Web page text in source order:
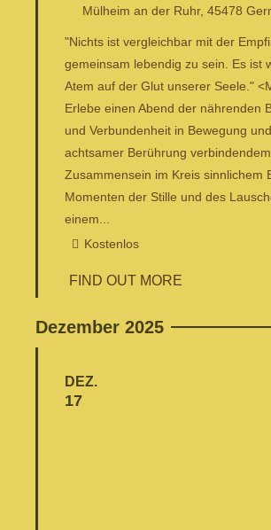
Mülheim an der Ruhr, 45478
"Nichts ist vergleichbar mit der
gemeinsam lebendig zu sein. Es ist
Atem auf der Glut unserer Seele."
Erlebe einen Abend der nährenden
und Verbundenheit in Bewegung
achtsamer Berührung verbindendem
Zusammensein im Kreis sinnlichem
Momenten der Stille und des
einem...
Kostenlos
FIND OUT MORE
Dezember 2025
DEZ.
17